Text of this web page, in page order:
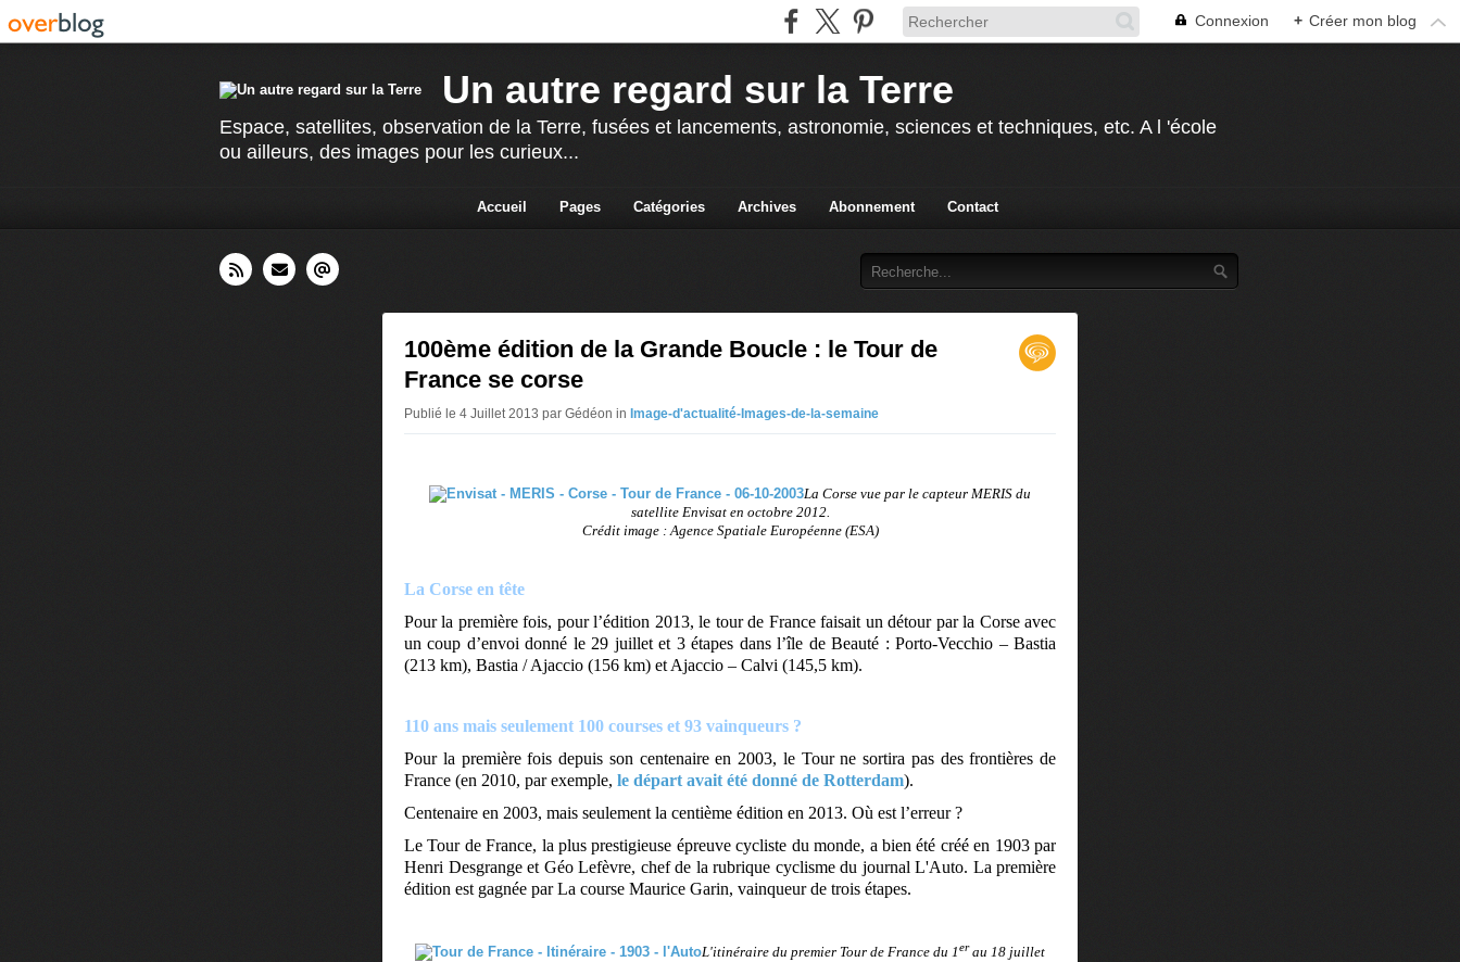
Connexion + Créer mon blog
Un autre regard sur la Terre
Espace, satellites, observation de la Terre, fusées et lancements, astronomie, sciences et techniques, etc. A l 'école
ou ailleurs, des images pour les curieux...
Accueil Pages Catégories Archives Abonnement Contact
100ème édition de la Grande Boucle : le Tour de
France se corse
Publié le 4 Juillet 2013 par Gédéon in Image-d'actualité-Images-de-la-semaine
La Corse vue par le capteur MERIS du
satellite Envisat en octobre 2012.
Crédit image : Agence Spatiale Européenne (ESA)
La Corse en tête
Pour la première fois, pour l’édition 2013, le tour de France faisait un détour par la Corse avec
un coup d’envoi donné le 29 juillet et 3 étapes dans l’île de Beauté : Porto-Vecchio – Bastia
(213 km), Bastia / Ajaccio (156 km) et Ajaccio – Calvi (145,5 km).
110 ans mais seulement 100 courses et 93 vainqueurs ?
Pour la première fois depuis son centenaire en 2003, le Tour ne sortira pas des frontières de
France (en 2010, par exemple, le départ avait été donné de Rotterdam).
Centenaire en 2003, mais seulement la centième édition en 2013. Où est l’erreur ?
Le Tour de France, la plus prestigieuse épreuve cycliste du monde, a bien été créé en 1903 par
Henri Desgrange et Géo Lefèvre, chef de la rubrique cyclisme du journal L'Auto. La première
édition est gagnée par La course Maurice Garin, vainqueur de trois étapes.
L'itinéraire du premier Tour de France du 1erau 18 juillet